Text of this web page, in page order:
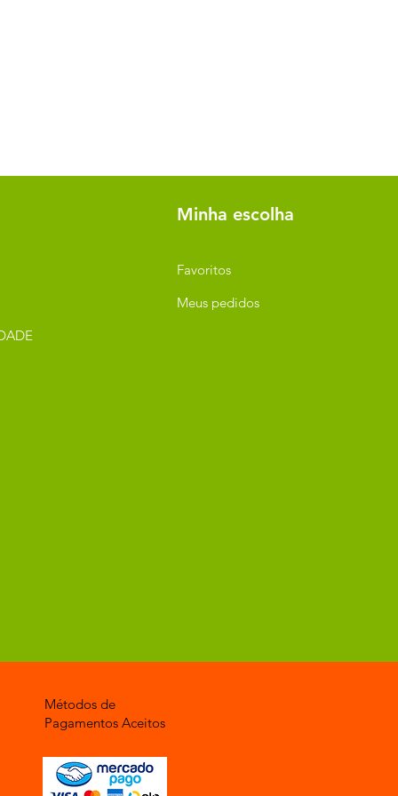
Minha escolha
Favoritos
Meus pedidos
Métodos de
Pagamentos Aceitos